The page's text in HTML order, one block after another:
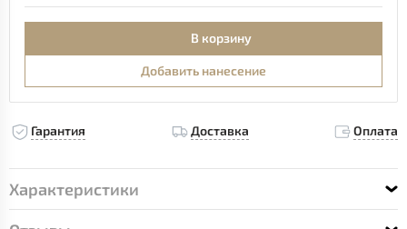
В корзину
Добавить нанесение
Гарантия Доставка Оплата
Характеристики